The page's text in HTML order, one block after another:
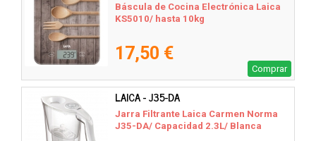
Báscula de Cocina Electrónica Laica
KS5010/ hasta 10kg
17,50 €
Comprar
LAICA - J35-DA
Jarra Filtrante Laica Carmen Norma
J35-DA/ Capacidad 2.3L/ Blanca